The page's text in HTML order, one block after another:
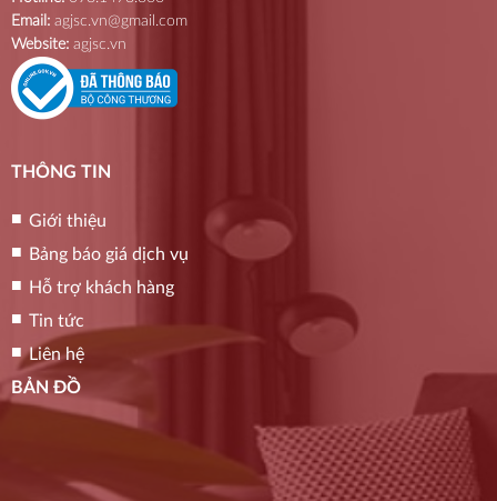
Email: agjsc.vn@gmail.com
Website: agjsc.vn
THÔNG TIN
Giới thiệu
Bảng báo giá dịch vụ
Hỗ trợ khách hàng
Tin tức
Liên hệ
BẢN ĐỒ